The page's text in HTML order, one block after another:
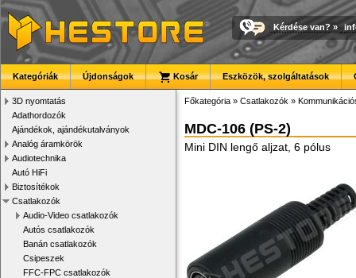
Kérdése van? »
Kategóriák Újdonságok Kosár Eszközök, szolgáltatások
3D nyomtatás
Adathordozók
Ajándékok, ajándékutalványok
Analóg áramkörök
Audiotechnika
Autó HiFi
Biztosítékok
Csatlakozók
Audio-Video csatlakozók
Autós csatlakozók
Banán csatlakozók
Csipeszek
FFC-FPC csatlakozók
Főkategória » Csatlakozók »
MDC-106 (PS-2)
Mini DIN lengő aljzat, 6 pólus